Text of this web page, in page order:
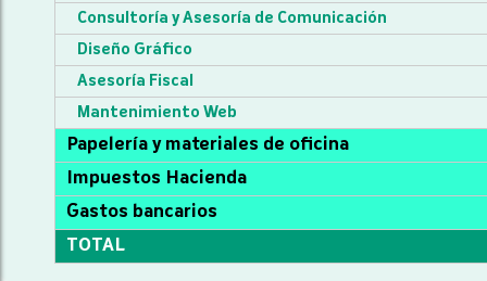
Consultoría y Asesoría de Comunicación
Diseño Gráfico
Asesoría Fiscal
Mantenimiento Web
Papelería y materiales de oficina
Impuestos Hacienda
Gastos bancarios
TOTAL